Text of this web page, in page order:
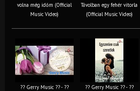
volna még időm (Official
Music Video)
Távolban egy fehér vitorla
(Official Music Video)
?? Gerry Music ?? - ??
?? Gerry Music ?? - ??